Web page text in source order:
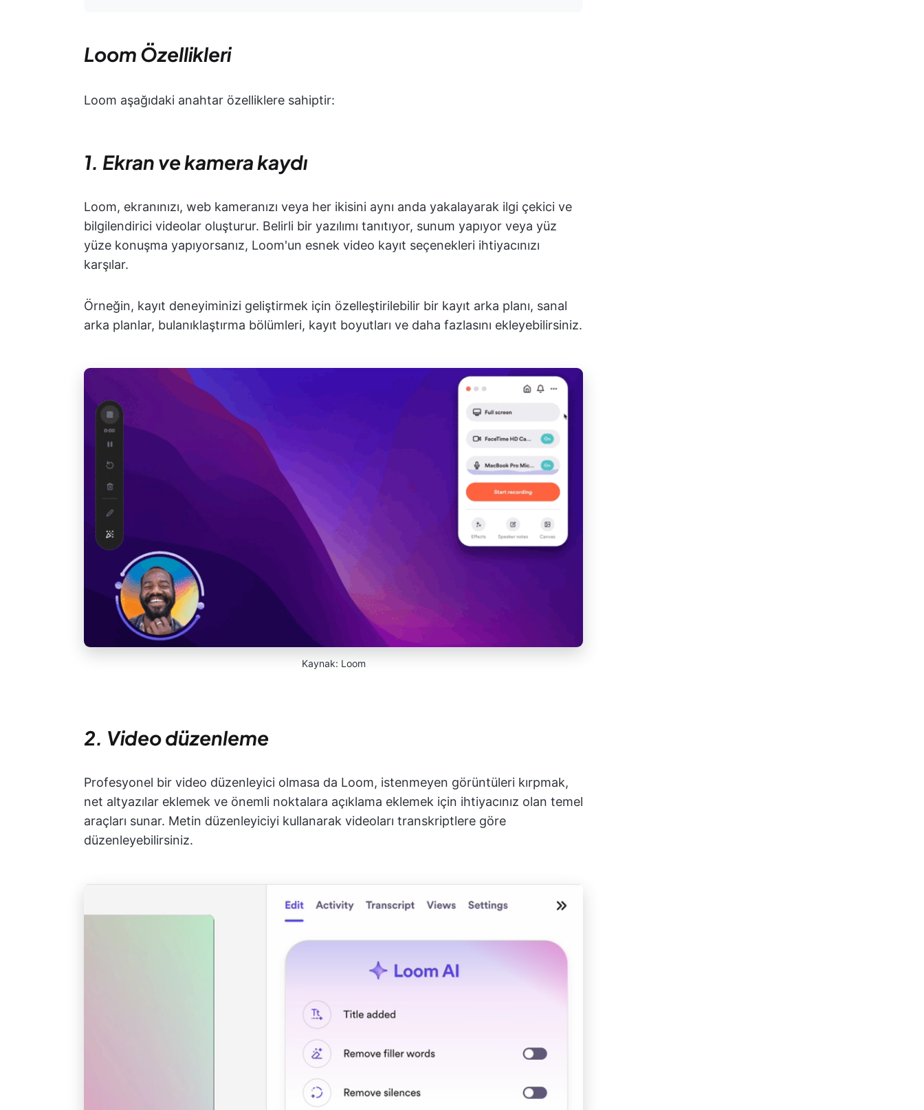
Loom Özellikleri
Loom aşağıdaki anahtar özelliklere sahiptir:
1. Ekran ve kamera kaydı
Loom, ekranınızı, web kameranızı veya her ikisini aynı anda yakalayarak ilgi çekici ve
bilgilendirici videolar oluşturur. Belirli bir yazılımı tanıtıyor, sunum yapıyor veya yüz
yüze konuşma yapıyorsanız, Loom'un esnek video kayıt seçenekleri ihtiyacınızı
karşılar.
Örneğin, kayıt deneyiminizi geliştirmek için özelleştirilebilir bir kayıt arka planı, sanal
arka planlar, bulanıklaştırma bölümleri, kayıt boyutları ve daha fazlasını ekleyebilirsiniz.
Kaynak: Loom
2. Video düzenleme
Profesyonel bir video düzenleyici olmasa da Loom, istenmeyen görüntüleri kırpmak,
net altyazılar eklemek ve önemli noktalara açıklama eklemek için ihtiyacınız olan temel
araçları sunar. Metin düzenleyiciyi kullanarak videoları transkriptlere göre
düzenleyebilirsiniz.